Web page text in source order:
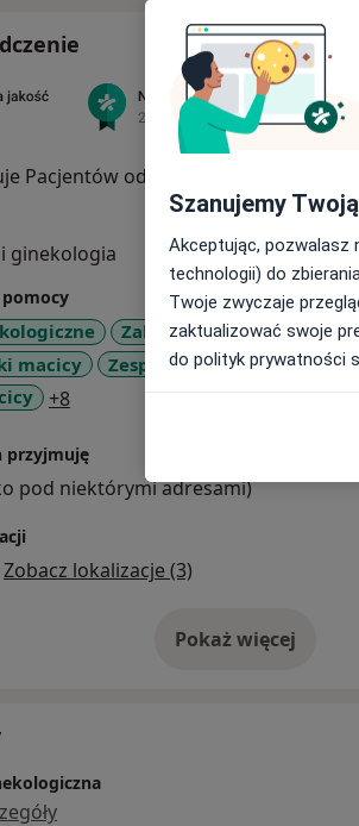
Pacjentów od 18 r.ż.
ginekologia
pomocy
Zaburzenia
macicy
Zespół policystycznych
+8a11y_sr_more_diseases
przyjmuję
pod niektórymi adresami)
Zobacz lokalizacje (3)
Pokaż więcej
o
Szanujemy
Akceptując, pozwalasz
technologii) do
Twoje zwyczaje
zaktualizować swoje
do polityk prywatności